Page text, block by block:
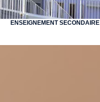
ENSEIGNEMENT SECONDAIRE